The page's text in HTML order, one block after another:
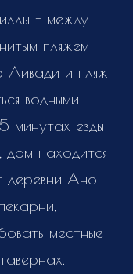
- между
пляжем
Ливади и пляж
водными
минутах езды
находится
деревни Ано
местные